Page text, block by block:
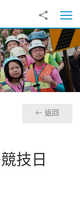
分享到
打
返回
技日